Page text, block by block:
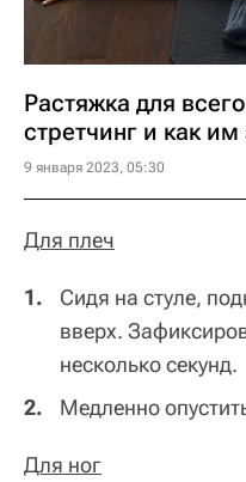
Растяжка для
стретчинг и как
9 января 2023, 05:30
Для плеч
Сидя на стуле,
вверх.
несколько секунд.
Медленно
Для ног